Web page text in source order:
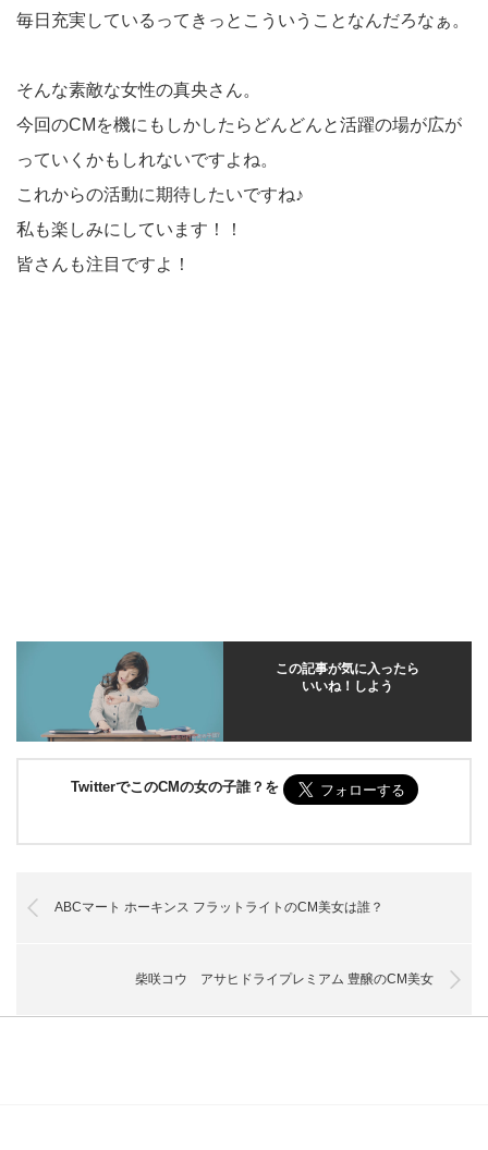
毎日充実しているってきっとこういうことなんだろなぁ。
そんな素敵な女性の真央さん。
今回のCMを機にもしかしたらどんどんと活躍の場が広が
っていくかもしれないですよね。
これからの活動に期待したいですね♪
私も楽しみにしています！！
皆さんも注目ですよ！
この記事が気に入ったら
いいね！しよう
TwitterでこのCMの女の子誰？を
ABCマート ホーキンス フラットライトのCM美女は誰？
柴咲コウ アサヒドライプレミアム 豊醸のCM美女